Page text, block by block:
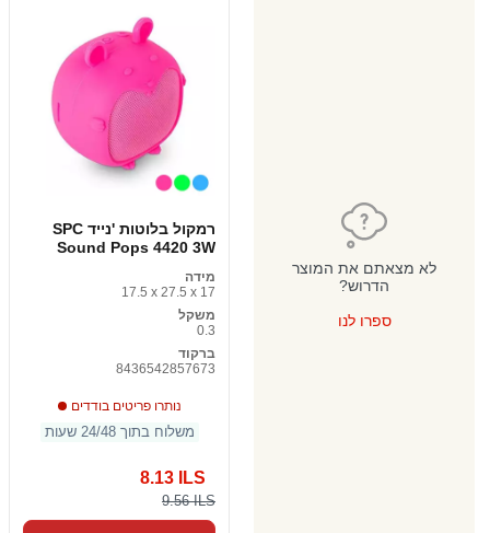
רמקול בלוטות 'נייד SPC
Sound Pops 4420 3W
מידה
17.5 x 27.5 x 17
משקל
0.3
ברקוד
8436542857673
נותרו פריטים בודדים
משלוח בתוך 24/48 שעות
8.13 ILS
9.56 ILS
לא מצאתם את המוצר
הדרוש?
ספרו לנו